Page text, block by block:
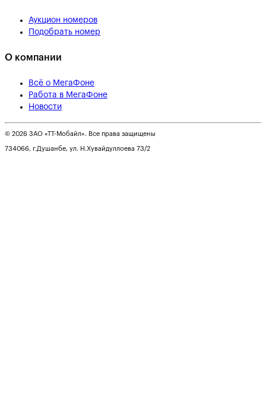
Аукцион номеров
Подобрать номер
О компании
Всё о МегаФоне
Работа в МегаФоне
Новости
© 2026 ЗАО «ТТ-Мобайл». Все права защищены
734066, г.Душанбе, ул. Н.Хувайдуллоева 73/2